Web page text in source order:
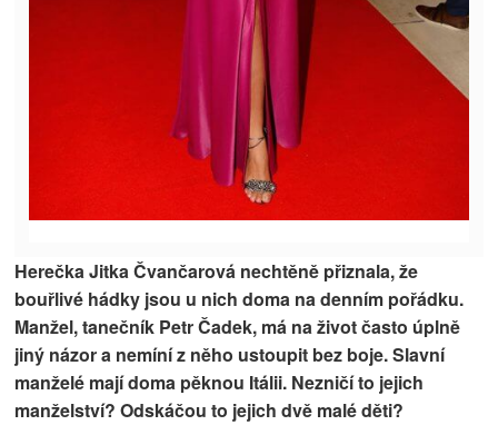
Herečka Jitka Čvančarová nechtěně přiznala, že
bouřlivé hádky jsou u nich doma na denním pořádku.
Manžel, tanečník Petr Čadek, má na život často úplně
jiný názor a nemíní z něho ustoupit bez boje. Slavní
manželé mají doma pěknou Itálii. Nezničí to jejich
manželství? Odskáčou to jejich dvě malé děti?